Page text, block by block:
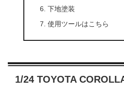
下地塗装
使用ツールはこちら
1/24 TOYOTA